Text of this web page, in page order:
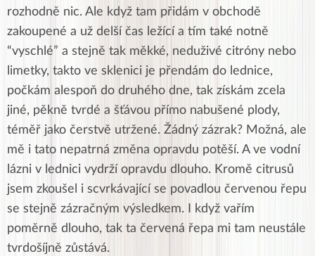
rozhodně nic. Ale když tam přidám v obchodě
zakoupené a už delší čas ležící a tím také notně
“vyschlé” a stejně tak měkké, neduživé citróny nebo
limetky, takto ve sklenici je přendám do lednice,
počkám alespoň do druhého dne, tak získám zcela
jiné, pěkně tvrdé a šťávou přímo nabušené plody,
téměř jako čerstvě utržené. Žádný zázrak? Možná, ale
mě i tato nepatrná změna opravdu potěší. A ve vodní
lázni v lednici vydrží opravdu dlouho. Kromě citrusů
jsem zkoušel i scvrkávající se povadlou červenou řepu
se stejně zázračným výsledkem. I když vařím
poměrně dlouho, tak ta červená řepa mi tam neustále
tvrdošíjně zůstává.